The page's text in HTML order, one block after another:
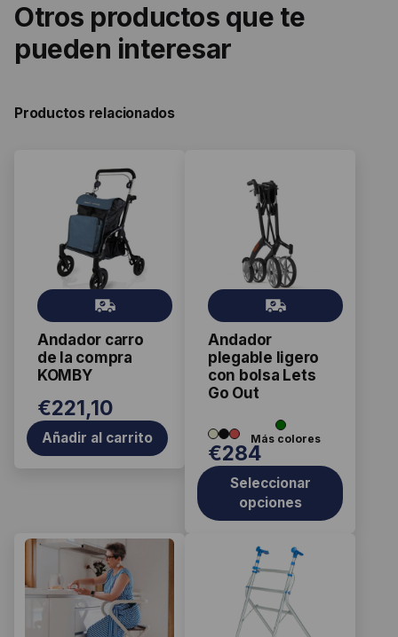
Otros productos que te
pueden interesar
Productos relacionados
Andador carro
de la compra
KOMBY
Gr
ati
s
€221,10
Añadir al carrito
Andador
plegable ligero
con bolsa Lets
Go Out
Gr
ati
s
€284
Seleccionar
opciones
producto
variantes.
opciones
pueden
elegir
en
página
de
producto